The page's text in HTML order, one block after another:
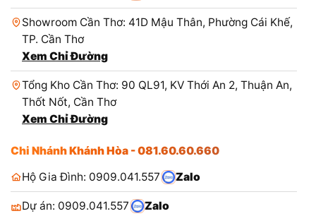
Showroom Cần Thơ: 41D Mậu Thân, Phường Cái Khế,
TP. Cần Thơ
Xem Chỉ Đường
Tổng Kho Cần Thơ: 90 QL91, KV Thới An 2, Thuận An,
Thốt Nốt, Cần Thơ
Xem Chỉ Đường
Chi Nhánh Khánh Hòa - 081.60.60.660
Hộ Gia Đình: 0909.041.557
Zalo
Dự án: 0909.041.557 Zalo